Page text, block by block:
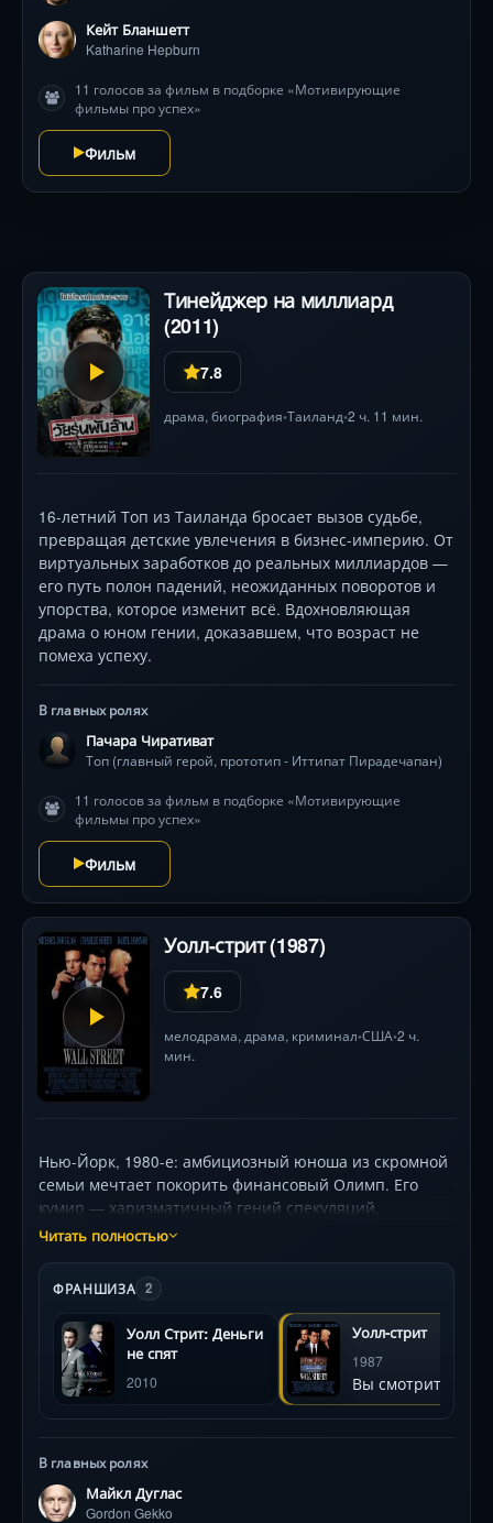
Кейт Бланшетт
Katharine Hepburn
11 голосов за фильм в подборке «Мотивирующие
фильмы про успех»
Фильм
Тинейджер на миллиард
(2011)
7.8
драма, биография•Таиланд•2 ч. 11 мин.
16-летний Топ из Таиланда бросает вызов судьбе,
превращая детские увлечения в бизнес-империю. От
виртуальных заработков до реальных миллиардов —
его путь полон падений, неожиданных поворотов и
упорства, которое изменит всё. Вдохновляющая
драма о юном гении, доказавшем, что возраст не
помеха успеху.
В главных ролях
Пачара Чиративат
Топ (главный герой, прототип - Иттипат Пирадечапан)
11 голосов за фильм в подборке «Мотивирующие
фильмы про успех»
Фильм
Уолл-стрит (1987)
7.6
мелодрама, драма, криминал•США•2 ч.
мин.
Нью-Йорк, 1980-е: амбициозный юноша из скромной
семьи мечтает покорить финансовый Олимп. Его
кумир — харизматичный гений спекуляций,
превращающий инсайдерскую информацию в
костюмами и властью, герой втягивается в
рискованную игру, где каждая сделка грозит
тюрьмой. Когда планы наставника угрожают
уничтожить всё, что дорого главному герою,
наступает переломный момент. Майкл Дуглас создал
эталонного антигероя, чья философия «жадность —
это хорошо» стала символом эпохи. Напряжение
роскошных лимузинов, где решаются судьбы
корпораций. Фильм получил «Оскар» за лучшую
мужскую роль и остаётся зеркалом финансовых
Читать полностью
ФРАНШИЗА 2
Уолл Стрит: Деньги
не спят
2010
Уолл-стрит
1987
Вы смотрите
В главных ролях
Майкл Дуглас
Gordon Gekko